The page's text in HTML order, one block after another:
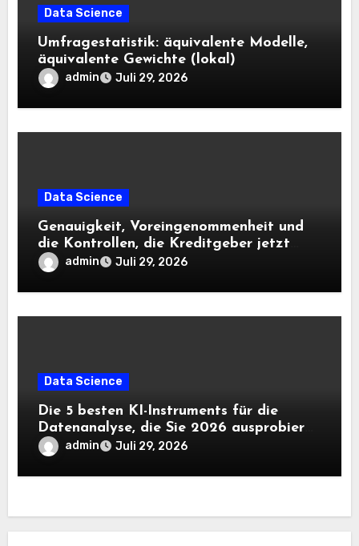
Data Science
Umfragestatistik: äquivalente Modelle,
äquivalente Gewichte (lokal)
admin Juli 29, 2026
Data Science
Genauigkeit, Voreingenommenheit und
die Kontrollen, die Kreditgeber jetzt
benötigen |
admin Juli 29, 2026
Data Science
Die 5 besten KI-Instruments für die
Datenanalyse, die Sie 2026 ausprobieren
solltenadmin Juli 29, 2026